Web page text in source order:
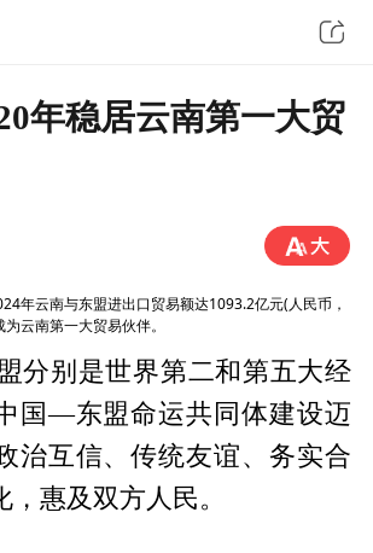
年稳居云南第一大贸
年云南与东盟进出口贸易额达1093.2亿元(人民币，
云南第一大贸易伙伴。
分别是世界第二和第五大经
国—东盟命运共同体建设迈
治互信、传统友谊、务实合
惠及双方人民。